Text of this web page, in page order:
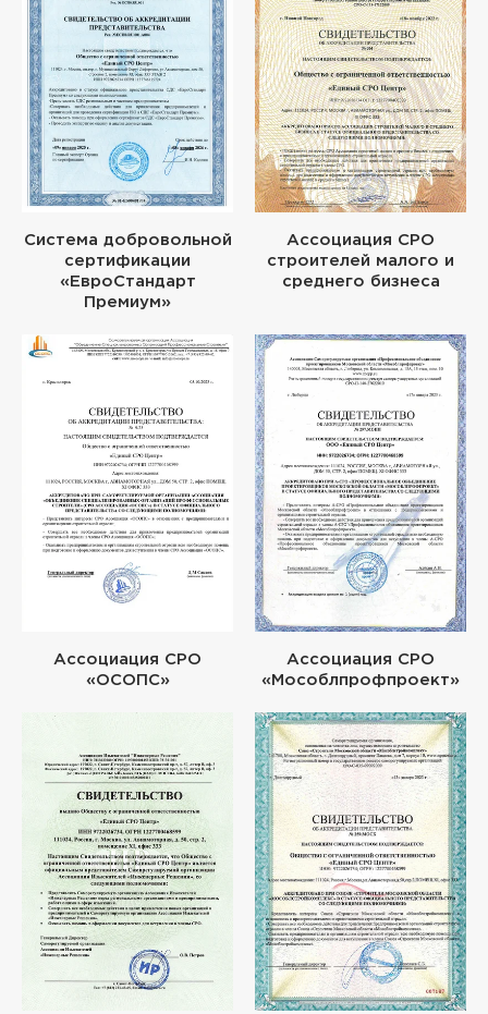
Система добровольной
сертификации
«ЕвроСтандарт
Премиум»
Ассоциация СРО
строителей малого и
среднего бизнеса
Ассоциация СРО
«ОСОПС»
Ассоциация СРО
«Мособлпрофпроект»